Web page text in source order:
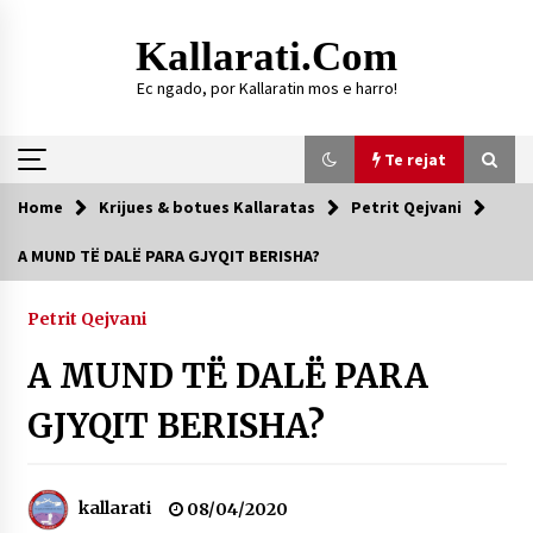
Kallarati.com
Ec ngado, por Kallaratin mos e harro!
Te rejat
Te rejat
SHOQATËS “KALLARATI”
Gazeta Kallarati nr. 118
07/07/2026
06/06/2026
Home Krijues & botues Kallaratas Petrit Qejvani
A MUND TË DALË PARA GJYQIT BERISHA?
Petrit Qejvani
A MUND TË DALË PARA
GJYQIT BERISHA?
kallarati 08/04/2020